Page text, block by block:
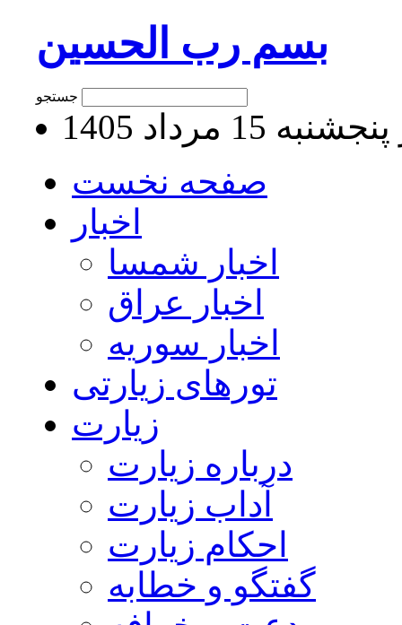
بسم رب الحسین
15 مرداد 1405
صفحه نخست
اخبار
اخبار شمسا
اخبار عراق
اخبار سوریه
تورهای زیارتی
زیارت
درباره زیارت
آداب زیارت
احکام زیارت
گفتگو و خطابه